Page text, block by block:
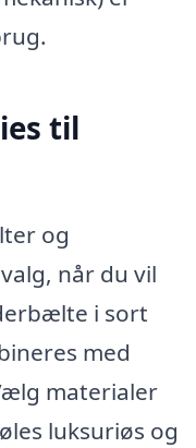
til
og
når du vil
i sort
med
materialer
luksuriøs og